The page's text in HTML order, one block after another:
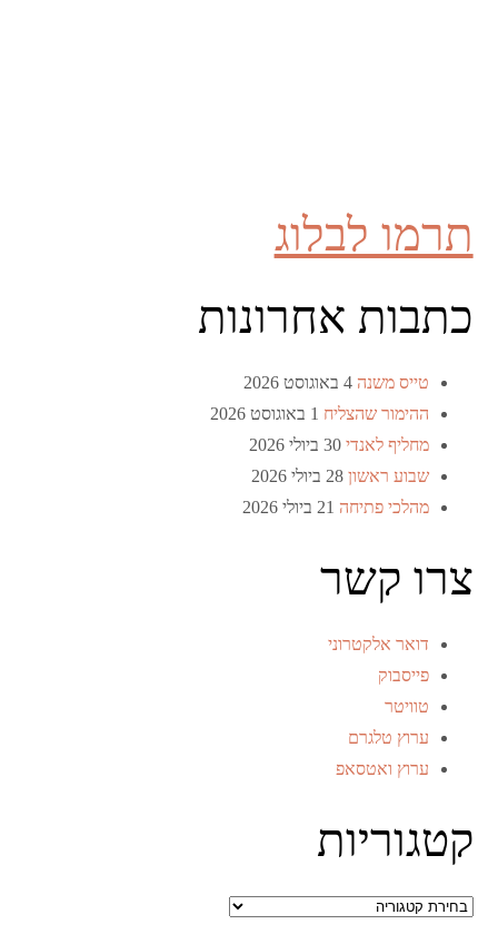
תרמו לבלוג
כתבות אחרונות
טייס משנה 4 באוגוסט 2026
ההימור שהצליח 1 באוגוסט 2026
מחליף לאנדי 30 ביולי 2026
שבוע ראשון 28 ביולי 2026
מהלכי פתיחה 21 ביולי 2026
צרו קשר
דואר אלקטרוני
פייסבוק
טוויטר
ערוץ טלגרם
ערוץ ואטסאפ
קטגוריות
קטגוריות